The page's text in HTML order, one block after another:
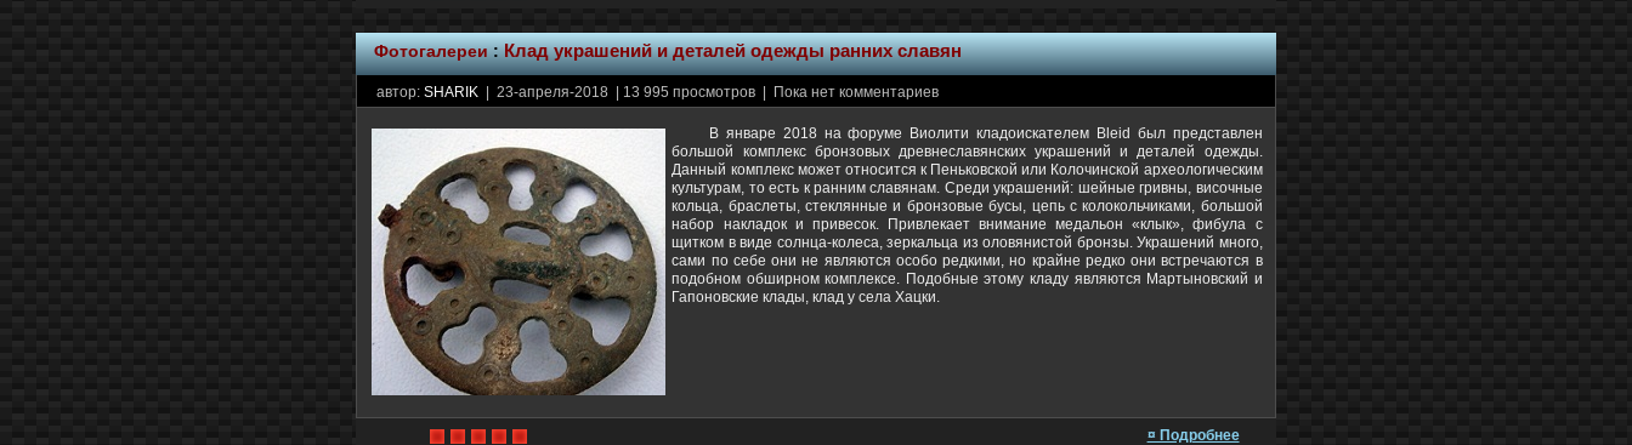
Фотогалереи: Клад украшений и деталей одежды ранних славян
автор:SHARIK | 23-апреля-2018 | 13 995 просмотров | Пока нет комментариев
В январе 2018 на форуме Виолити кладоискателем Bleid был представлен
большой комплекс бронзовых древнеславянских украшений и деталей одежды.
Данный комплекс может относится к Пеньковской или Колочинской археологическим
культурам, то есть к ранним славянам. Среди украшений: шейные гривны, височные
кольца, браслеты, стеклянные и бронзовые бусы, цепь с колокольчиками, большой
набор накладок и привесок. Привлекает внимание медальон «клык», фибула с
щитком в виде солнца-колеса, зеркальца из оловянистой бронзы. Украшений много,
сами по себе они не являются особо редкими, но крайне редко они встречаются в
подобном обширном комплексе. Подобные этому кладу являются Мартыновский и
Гапоновские клады, клад у села Хацки.
¤ Подробнее